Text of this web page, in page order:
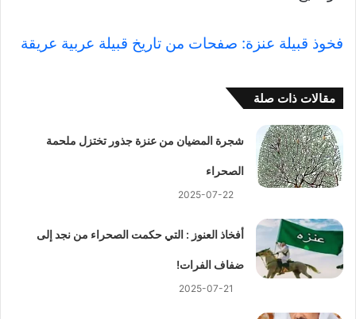
فخوذ قبيلة عنزة: صفحات من تاريخ قبيلة عربية عريقة
مقالات ذات صلة
شجرة المضيان من عنزة جذور تختزل ملحمة
الصحراء
2025-07-22
أفخاذ العنوز : التي حكمت الصحراء من نجد إلى
ضفاف الفرات!
2025-07-21